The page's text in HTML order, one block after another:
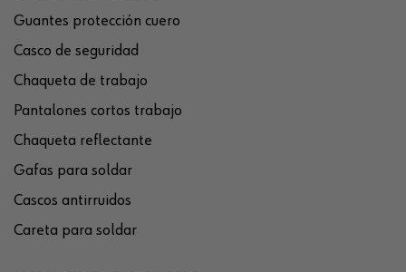
Guantes protección cuero
Casco de seguridad
Chaqueta de trabajo
Pantalones cortos trabajo
Chaqueta reflectante
Gafas para soldar
Cascos antirruidos
Careta para soldar